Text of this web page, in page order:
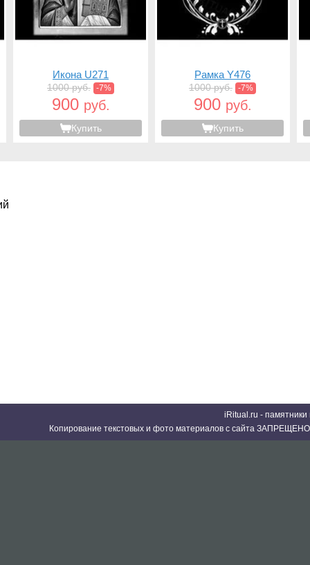
Икона U271
1000 руб. -7%
900 руб.
Купить
Рамка Y476
1000 руб. -7%
900 руб.
Купить
iRitual.ru -
Копирование текстовых и фото материалов с сайта